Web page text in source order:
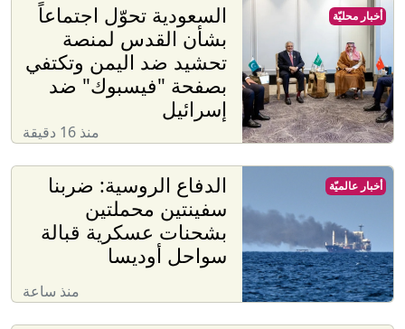
السعودية تحوّل اجتماعاً
بشأن القدس لمنصة
تحشيد ضد اليمن وتكتفي
بصفحة "فيسبوك" ضد
إسرائيل
منذ 16 دقيقة
أخبار محليّة
الدفاع الروسية: ضربنا
سفينتين محملتين
بشحنات عسكرية قبالة
سواحل أوديسا
منذ ساعة
أخبار عالميّة